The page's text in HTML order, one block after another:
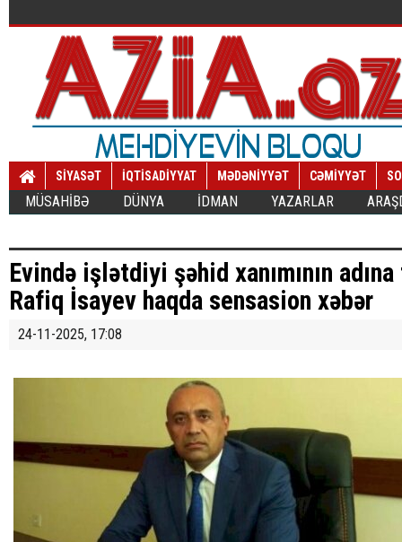
SİYASƏT İQTİSADİYYAT MƏDƏNİYYƏT CƏMİYYƏT
MÜSAHİBƏ DÜNYA İDMAN YAZARLAR
Evində işlətdiyi şəhid xanımının
Rafiq İsayev haqda sensasion xəbər
24-11-2025, 17:08